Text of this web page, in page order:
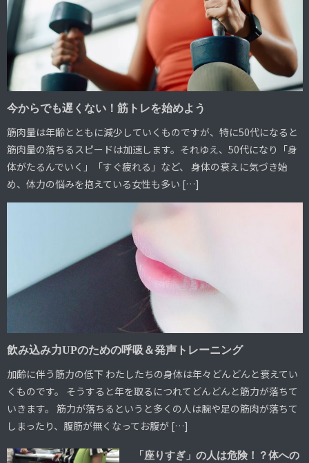
今からでも遅くない！筋トレを始めよう
筋肉量は年齢とともに減少していくものですが、特に50代になると
筋肉量の落ちるスピードは加速します。それゆえ、50代になり「身
体がたるんでいく」「すぐ疲れる」など、 身体の衰えに気づき始
め、体力の悩みを抱えている女性も多い […]
飲み込み力UPのための呼吸＆発声トレーニング
加齢に伴う筋力の低下 わたしたちの身体は年々どんどんと衰えてい
くものです。 そうすると年を取るにつれてどんどんと筋力が落ちて
いきます。 筋力が落ちるというと多くの人は腕や足の筋肉が落ちて
しまったり、腹筋が無くなってお腹が […]
「座りすぎ」の人は危険！？体への